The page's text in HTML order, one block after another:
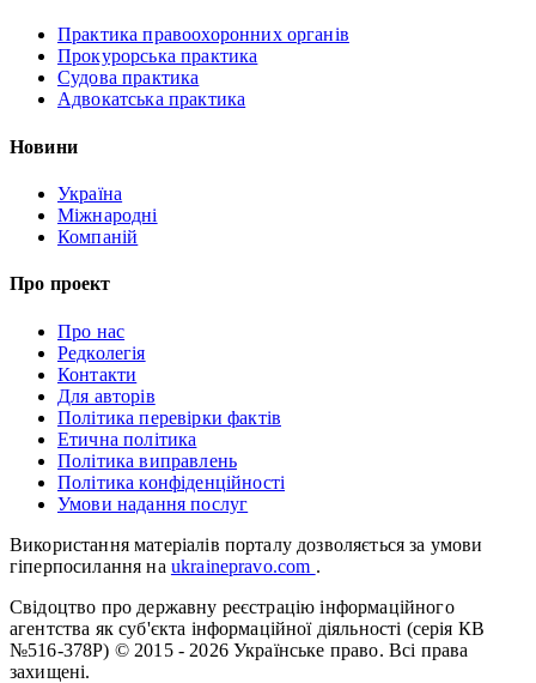
Практика правоохоронних органів
Прокурорська практика
Судова практика
Адвокатська практика
Новини
Україна
Міжнародні
Компаній
Про проект
Про нас
Редколегія
Контакти
Для авторів
Політика перевірки фактів
Етична політика
Політика виправлень
Політика конфіденційності
Умови надання послуг
Використання матеріалів порталу дозволяється за умови
гіперпосилання на ukrainepravo.com .
Свідоцтво про державну реєстрацію інформаційного
агентства як суб'єкта інформаційної діяльності (серія КВ
№516-378Р) © 2015 - 2026 Українське право. Всі права
захищені.